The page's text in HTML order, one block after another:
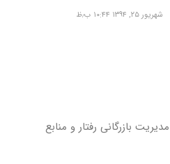
شهریور ۲۵, ۱۳۹۴ ۱۰:۴۴ ب٫ظ
بازرگانی رفتار و منابع